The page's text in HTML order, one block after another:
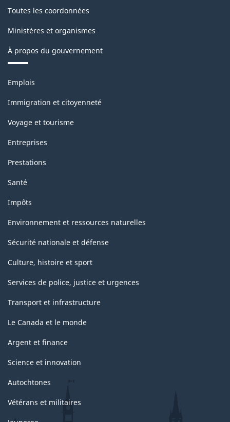
Toutes les coordonnées
Ministères et organismes
À propos du gouvernement
Thèmes
sujets
Emplois
Immigration et citoyenneté
Voyage et tourisme
Entreprises
Prestations
Santé
Impôts
Environnement et ressources naturelles
Sécurité nationale et défense
Culture, histoire et sport
Services de police, justice et urgences
Transport et infrastructure
Le Canada et le monde
Argent et finance
Science et innovation
Autochtones
Vétérans et militaires